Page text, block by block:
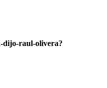
dijo-raul-olivera?